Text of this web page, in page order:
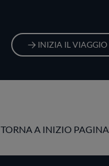
INIZIA IL VIAGGIO
TORNA A INIZIO PAGINA